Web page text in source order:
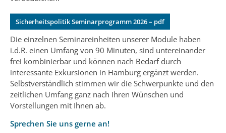
Verpflegung, digitaler Infrastruktur und der
Möglichkeit zum geselligen Beisammensein nach
Sicherheitspolitik Seminarprogramm 2026 – pdf
Die einzelnen Seminareinheiten unserer Module haben
i.d.R. einen Umfang von 90 Minuten, sind untereinander
frei kombinierbar und können nach Bedarf durch
interessante Exkursionen in Hamburg ergänzt werden.
Selbstverständlich stimmen wir die Schwerpunkte und den
zeitlichen Umfang ganz nach Ihren Wünschen und
Vorstellungen mit Ihnen ab.
Sprechen Sie uns gerne an!